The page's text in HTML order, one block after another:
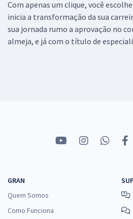
Com apenas um clique, você
inicia a transformação da sua
sua jornada rumo a aprovação no
almeja, e já com o título de
GRAN
Quem Somos
Como Funciona